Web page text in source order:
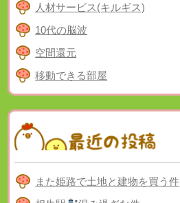
人材サービス(キルギス)
10代の脳波
空間還元
移動できる部屋
また姫路で土地と建物を買う件